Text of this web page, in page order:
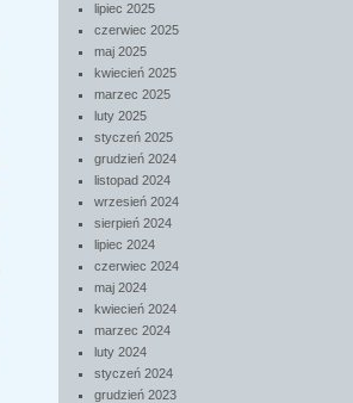
lipiec 2025
czerwiec 2025
maj 2025
kwiecień 2025
marzec 2025
luty 2025
styczeń 2025
grudzień 2024
listopad 2024
wrzesień 2024
sierpień 2024
lipiec 2024
czerwiec 2024
maj 2024
kwiecień 2024
marzec 2024
luty 2024
styczeń 2024
grudzień 2023